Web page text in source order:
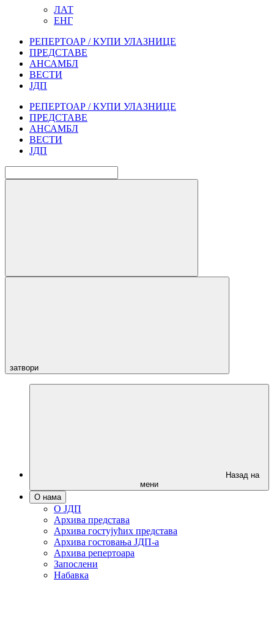
ЛАТ
ЕНГ
РЕПЕРТОАР / КУПИ УЛАЗНИЦЕ
ПРЕДСТАВЕ
АНСАМБЛ
ВЕСТИ
ЈДП
РЕПЕРТОАР / КУПИ УЛАЗНИЦЕ
ПРЕДСТАВЕ
АНСАМБЛ
ВЕСТИ
ЈДП
затвори
Назад на
мени
О нама
О ЈДП
Архива представа
Архива гостујућих представа
Архива гостовања ЈДП-а
Архива репертоара
Запослени
Набавка